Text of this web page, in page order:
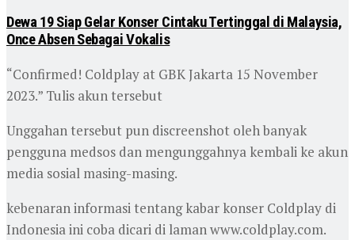
Dewa 19 Siap Gelar Konser Cintaku Tertinggal di Malaysia,
Once Absen Sebagai Vokalis
“Confirmed! Coldplay at GBK Jakarta 15 November
2023.” Tulis akun tersebut
Unggahan tersebut pun discreenshot oleh banyak
pengguna medsos dan mengunggahnya kembali ke akun
media sosial masing-masing.
kebenaran informasi tentang kabar konser Coldplay di
Indonesia ini coba dicari di laman www.coldplay.com.